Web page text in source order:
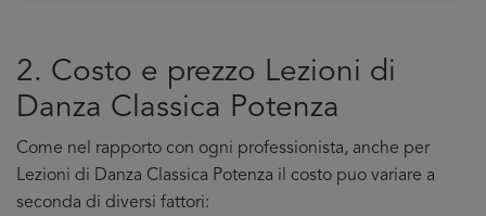
2. Costo e prezzo Lezioni di
Danza Classica Potenza
Come nel rapporto con ogni professionista, anche per
Lezioni di Danza Classica Potenza il costo puo variare a
seconda di diversi fattori: